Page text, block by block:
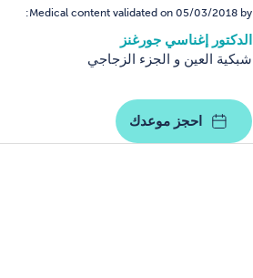
Medical content validated on 05/03/2018 by:
الدكتور إغناسي جورغنز
شبكية العين و الجزء الزجاجي
احجز موعدك